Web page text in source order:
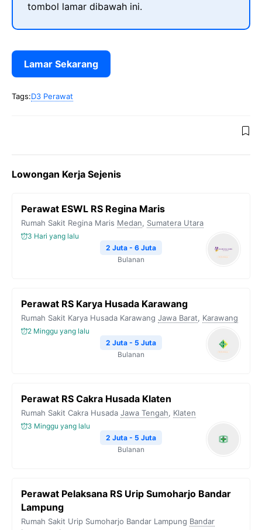
tombol lamar dibawah ini.
Lamar Sekarang
Tags:D3 Perawat
Lowongan Kerja Sejenis
Perawat ESWL RS Regina Maris
Rumah Sakit Regina Maris Medan, Sumatera Utara
3 Hari yang lalu
2 Juta - 6 Juta
Bulanan
Perawat RS Karya Husada Karawang
Rumah Sakit Karya Husada Karawang Jawa Barat, Karawang
2 Minggu yang lalu
2 Juta - 5 Juta
Bulanan
Perawat RS Cakra Husada Klaten
Rumah Sakit Cakra Husada Jawa Tengah, Klaten
3 Minggu yang lalu
2 Juta - 5 Juta
Bulanan
Perawat Pelaksana RS Urip Sumoharjo Bandar
Lampung
Rumah Sakit Urip Sumoharjo Bandar Lampung Bandar